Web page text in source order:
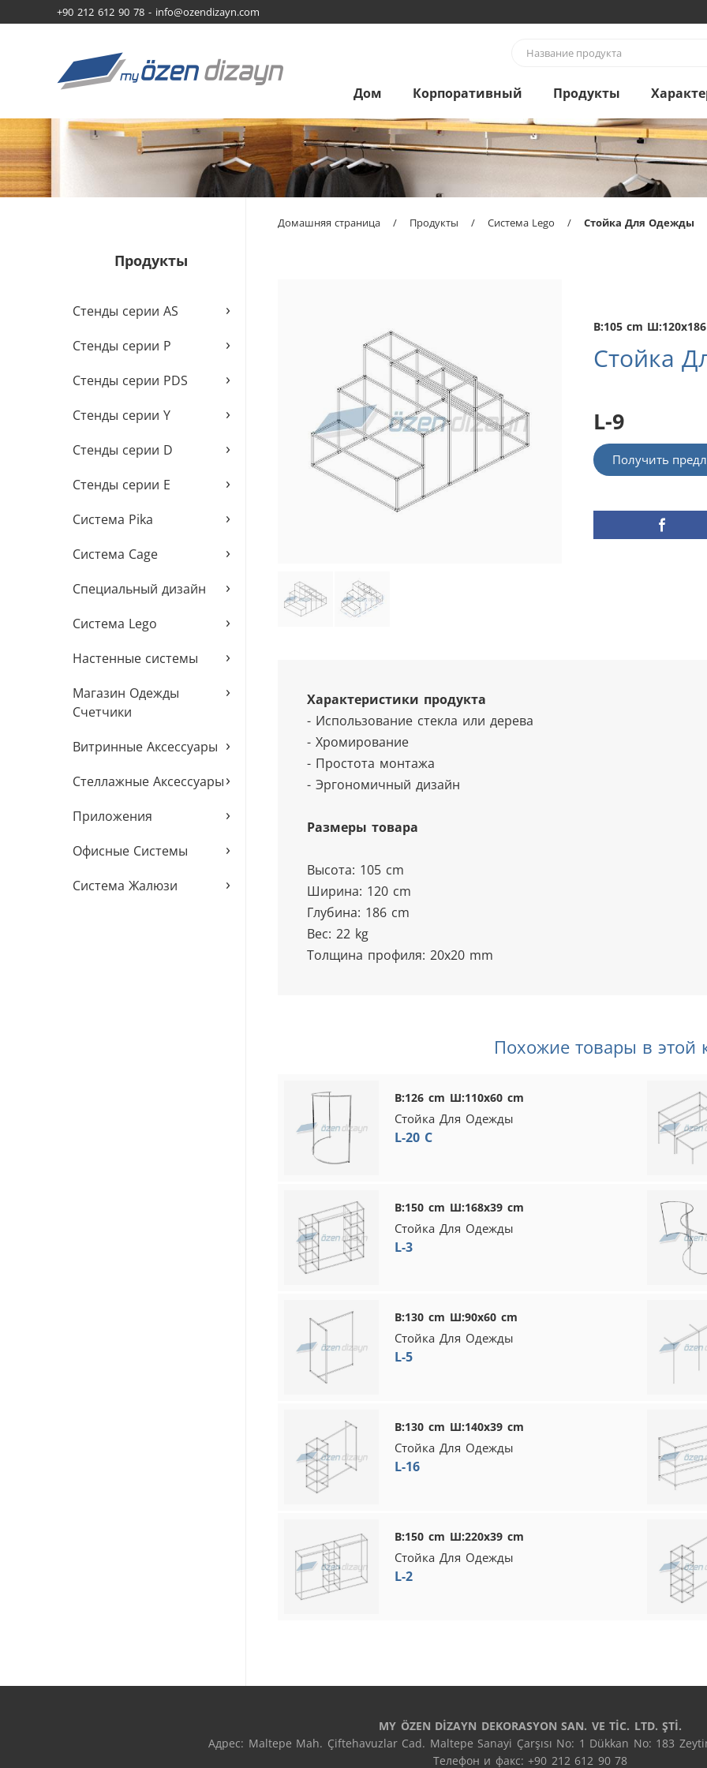
+90 212 612 90 78 - info@ozendizayn.com
Дом Корпоративный Продукты
Продукты
›
Стенды серии AS
›
Стенды серии P
›
Стенды серии PDS
›
Стенды серии Y
›
Стенды серии D
›
Стенды серии E
›
Система Pika
›
Система Cage
›
Специальный дизайн
›
Система Lego
›
Настенные системы
›
Магазин Одежды
Счетчики
›
Витринные Аксессуары
›
Стеллажные Аксессуары
›
Приложения
›
Офисные Системы
›
Система Жалюзи
Домашняя страница / Продукты / Система Lego / Стойка Для Одежды
В:105 cm
Стойка
L-9
Получить
Характеристики продукта
- Использование стекла или дерева
- Хромирование
- Простота монтажа
- Эргономичный дизайн
Размеры товара
Высота: 105 cm
Ширина: 120 cm
Глубина: 186 cm
Вес: 22 kg
Толщина профиля: 20x20 mm
Похожие товары в этой
В:126 cm Ш:110x60 cm
Стойка Для Одежды
L-20 C
В:150 cm Ш:168x39 cm
Стойка Для Одежды
L-3
В:130 cm Ш:90x60 cm
Стойка Для Одежды
L-5
В:130 cm Ш:140x39 cm
Стойка Для Одежды
L-16
В:150 cm Ш:220x39 cm
Стойка Для Одежды
L-2
MY ÖZEN DİZAYN DEKORASYON SAN. VE TİC. LTD. ŞTİ.
Адрес: Maltepe Mah. Çiftehavuzlar Cad. Maltepe Sanayi Çarşısı No: 1 Dükkan No: 183
Телефон и факс: +90 212 612 90 78